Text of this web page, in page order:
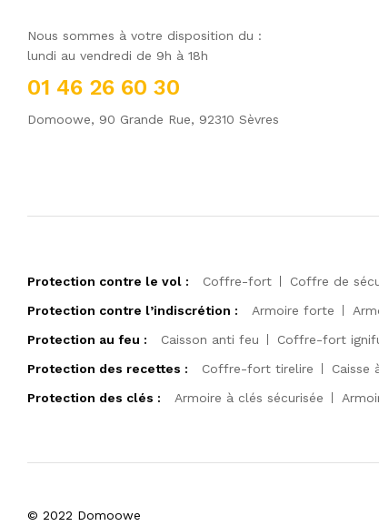
Nous sommes à votre disposition du :
lundi au vendredi de 9h à 18h
01 46 26 60 30
Domoowe, 90 Grande Rue, 92310 Sèvres
Protection contre le vol : Coffre-fort Coffre de
Protection contre l’indiscrétion :
Armoire forte
Protection au feu :
Caisson anti feu Coffre-fort
Protection des recettes :
Coffre-fort tirelire
Caisse
Protection des clés :
Armoire à clés sécurisée
© 2022 Domoowe